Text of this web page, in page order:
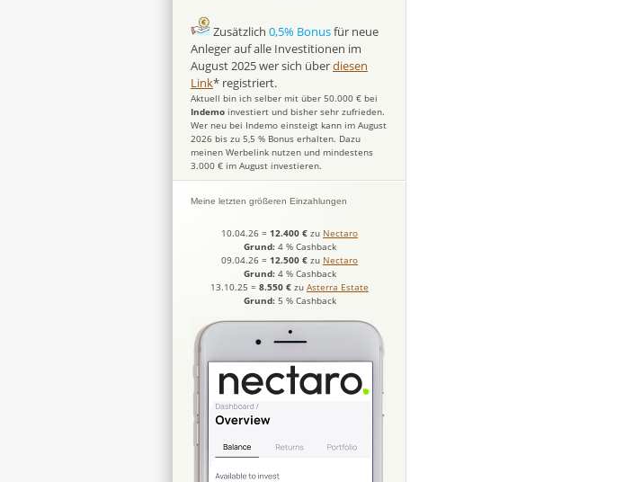
Zusätzlich 0,5% Bonusfür neue
Anleger auf alle Investitionen im
August 2025 wer sich überdiesen
Link* registriert.
Aktuell bin ich selber mit über 50.000 € bei
Indemo investiert und bisher sehr zufrieden.
Wer neu bei Indemo einsteigt kann im August
2026 bis zu 5,5 % Bonus erhalten. Dazu
meinen Werbelink nutzen und mindestens
3.000 € im August investieren.
Meine letzten größeren Einzahlungen
10.04.26 = 12.400 € zu Nectaro
Grund: 4 % Cashback
09.04.26 = 12.500 € zu Nectaro
Grund: 4 % Cashback
13.10.25 = 8.550 € zu Asterra Estate
Grund: 5 % Cashback